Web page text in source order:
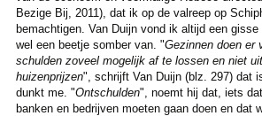
Bezige Bij, 2011), dat ik op de valreep op
bemachtigen. Van Duijn vond ik altijd een
wel een beetje somber van. "Gezinnen doen er
schulden zoveel mogelijk af te lossen en niet
huizenprijzen", schrijft Van Duijn (blz. 297) dat
dunkt me. "Ontschulden", noemt hij dat, iets
banken en bedrijven moeten gaan doen en dat